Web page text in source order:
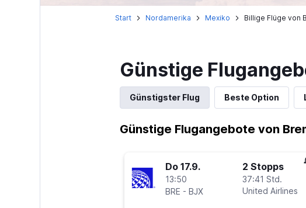
Start Nordamerika Mexiko Billige Flüge von
Günstige
Günstigster Flug Beste Option
Günstige Flugangebote von
Do 17.9.
13:50
BRE - BJX
2 Stopps
37:41 Std.
United Airlines